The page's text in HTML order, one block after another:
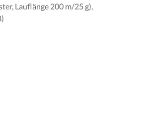
Lauflänge 200 m/25 g),